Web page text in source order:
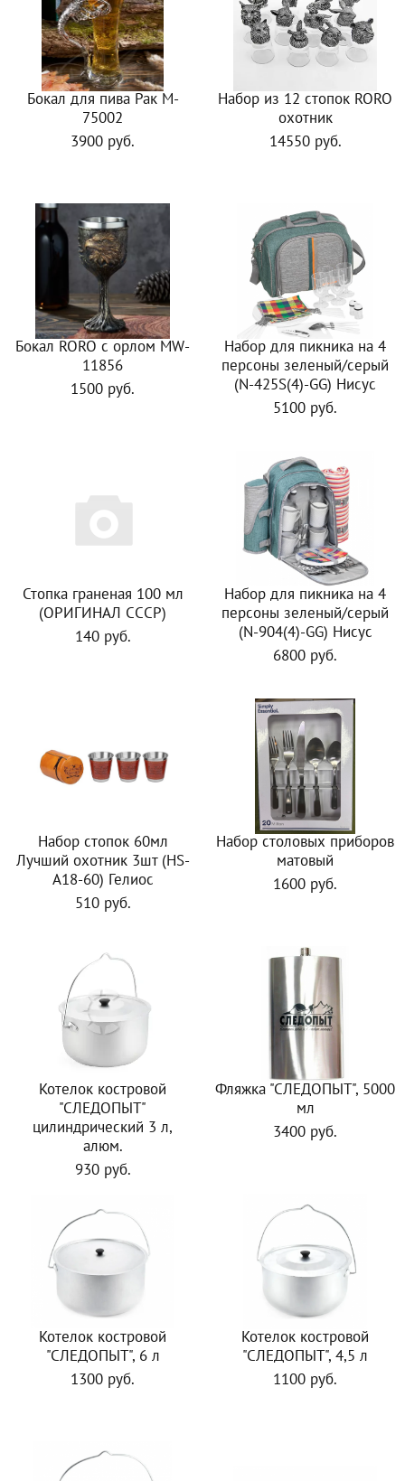
Бокал для пива Рак M-
75002
3900 руб.
Набор из 12 стопок RORO
охотник
14550 руб.
Бокал RORO с орлом MW-
11856
1500 руб.
Набор для пикника на 4
персоны зеленый/серый
(N-425S(4)-GG) Нисус
5100 руб.
Стопка граненая 100 мл
(ОРИГИНАЛ СССР)
140 руб.
Набор для пикника на 4
персоны зеленый/серый
(N-904(4)-GG) Нисус
6800 руб.
Набор стопок 60мл
Лучший охотник 3шт (HS-
A18-60) Гелиос
510 руб.
Набор столовых приборов
матовый
1600 руб.
Котелок костровой
"СЛЕДОПЫТ"
цилиндрический 3 л,
алюм.
930 руб.
Фляжка "СЛЕДОПЫТ", 5000
мл
3400 руб.
Котелок костровой
"СЛЕДОПЫТ", 6 л
1300 руб.
Котелок костровой
"СЛЕДОПЫТ", 4,5 л
1100 руб.